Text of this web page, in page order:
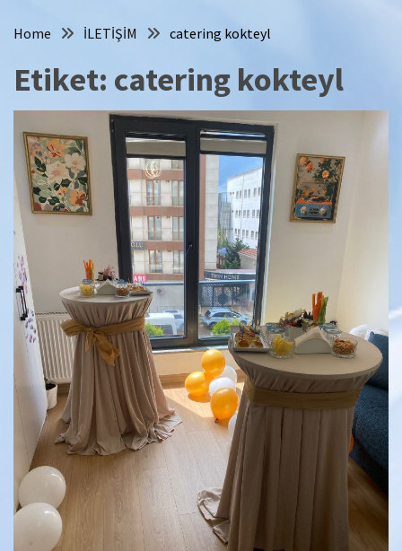
Home İLETİŞİM catering kokteyl
Etiket: catering kokteyl